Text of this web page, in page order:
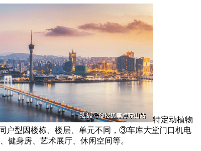
特定动植物
户型因楼栋、楼层、单元不同，③车库大堂门口机电
身房、艺术展厅、休闲空间等。